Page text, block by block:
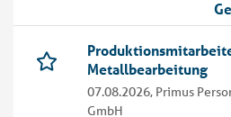
Metallbearbeitung
07.08.2026, Primus
GmbH